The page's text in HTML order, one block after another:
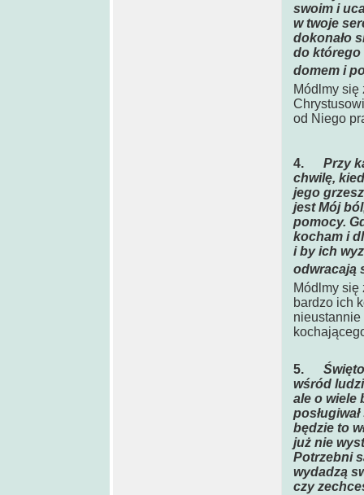
swoim i
w twoje
dokonało
do którego
domem i
Módlmy się
od Niego
4. Przy
chwilę,
jego
jest Mój
pomocy.
kocham i
i by ich
odwracają
Módlmy się
bardzo ich
nieustannie
5.
wśród
ale o wiele
będzie to
już nie
Potrzebni
wydadzą
czy